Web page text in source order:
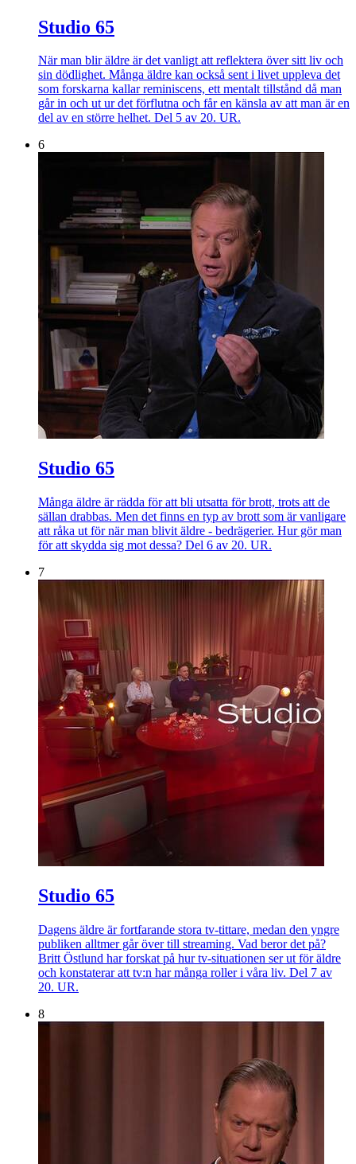
Studio 65
När man blir äldre är det vanligt att reflektera över sitt liv och
sin dödlighet. Många äldre kan också sent i livet uppleva det
som forskarna kallar reminiscens, ett mentalt tillstånd då man
går in och ut ur det förflutna och får en känsla av att man är en
del av en större helhet. Del 5 av 20. UR.
6
Studio 65
Många äldre är rädda för att bli utsatta för brott, trots att de
sällan drabbas. Men det finns en typ av brott som är vanligare
att råka ut för när man blivit äldre - bedrägerier. Hur gör man
för att skydda sig mot dessa? Del 6 av 20. UR.
7
Studio 65
Dagens äldre är fortfarande stora tv-tittare, medan den yngre
publiken alltmer går över till streaming. Vad beror det på?
Britt Östlund har forskat på hur tv-situationen ser ut för äldre
och konstaterar att tv:n har många roller i våra liv. Del 7 av
20. UR.
8